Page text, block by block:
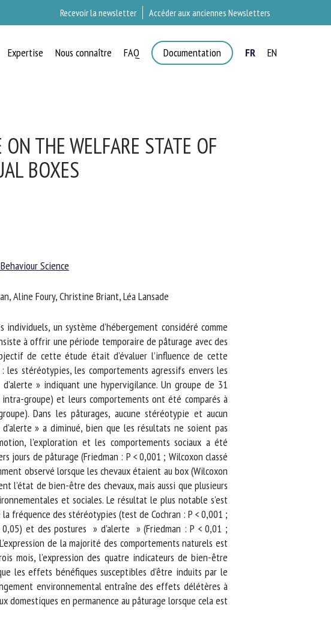
Recevoir la newsletter Accéder aux anciennes Newsletters
Expertise Nous connaître FAQ Documentation FR EN
THE WELFARE STATE OF
BOXES
Science
Aline Foury, Christine Briant, Léa Lansade
un système d’hébergement considéré comme
à offrir une période temporaire de pâturage avec des
de cette étude était d’évaluer l’influence de cette
stéréotypies, les comportements agressifs envers les
» indiquant une hypervigilance. Un groupe de 31
groupe) et leurs comportements ont été comparés à
Dans les pâturages, aucune stéréotypie et aucun
» a diminué, bien que les résultats ne soient pas
l’exploration et les comportements sociaux a été
de pâturage (Friedman : P < 0,001 ; Wilcoxon classé
observé lorsque les chevaux étaient au box (Wilcoxon
l’état de bien-être des chevaux, mais aussi que plusieurs
et sociales. Le résultat le plus notable s’est
des stéréotypies (test de Cochran : P < 0,001 ;
et des postures » d’alerte » (Friedman : P < 0,01 ;
de la majorité des comportements naturels est
mois, l’expression des quatre indicateurs de bien-être
les effets bénéfiques susceptibles d’être induits par le
environnemental entraîne des effets délétères à
en permanence au pâturage lorsque cela est
saisies soient